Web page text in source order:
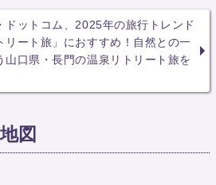
ドットコム、2025年の旅行トレンド
リート旅」におすすめ！自然との一
山口県・長門の温泉リトリート旅を
図